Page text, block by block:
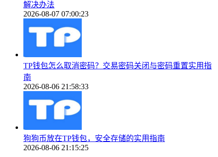
解决办法
2026-08-07 07:00:23
TP钱包怎么取消密码？交易密码关闭与密码重置实用指
南
2026-08-06 21:58:33
狗狗币放在TP钱包，安全存储的实用指南
2026-08-06 21:15:25